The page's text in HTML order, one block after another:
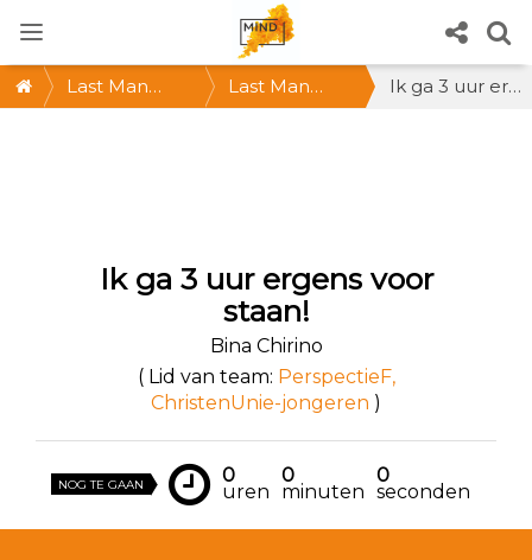
Last Man
Last Man
Doe mee!
Ik ga 3 uur ergens voor staan!
Ik ga 3 uur ergens voor
staan!
Bina Chirino
( Lid van team: PerspectieF,
ChristenUnie-jongeren )
NOG TE GAAN 0
uren
0
minuten
0
seconden